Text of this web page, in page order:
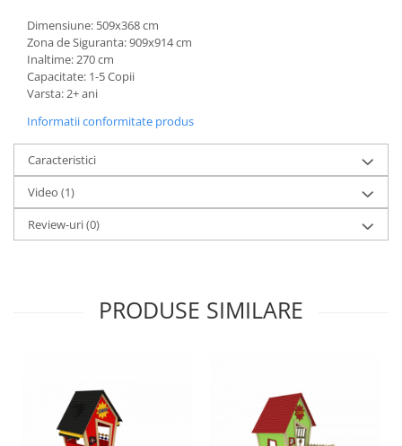
Dimensiune: 509x368 cm
Zona de Siguranta: 909x914 cm
Inaltime: 270 cm
Capacitate: 1-5 Copii
Varsta: 2+ ani
Informatii conformitate produs
Caracteristici
Video (1)
Review-uri(0)
PRODUSE SIMILARE